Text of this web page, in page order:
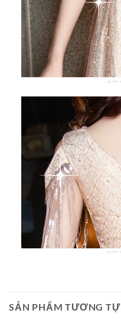
SẢN PHẨM TƯƠNG TỰ